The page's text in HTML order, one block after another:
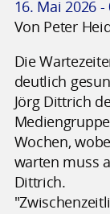
16. Mai 2026
Von Peter
Die
deutlich
Jörg Dittrich
Wochen,
warten muss
Dittrich.